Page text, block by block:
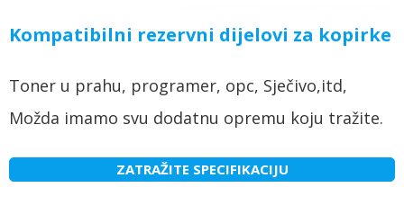
Kompatibilni rezervni dijelovi za kopirke
Toner u prahu, programer, opc, Sječivo,itd,
Možda imamo svu dodatnu opremu koju tražite.
ZATRAŽITE SPECIFIKACIJU